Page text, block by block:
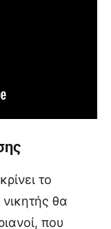
το
νικητής θα
που